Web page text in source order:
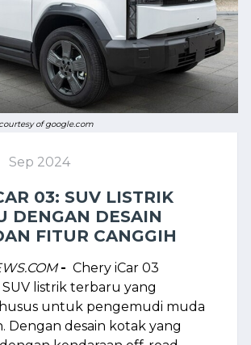
of google.com
Sep 2024
03: SUV LISTRIK
DENGAN DESAIN
FITUR CANGGIH
- Chery iCar 03
listrik terbaru yang
untuk pengemudi muda
Dengan desain kotak yang